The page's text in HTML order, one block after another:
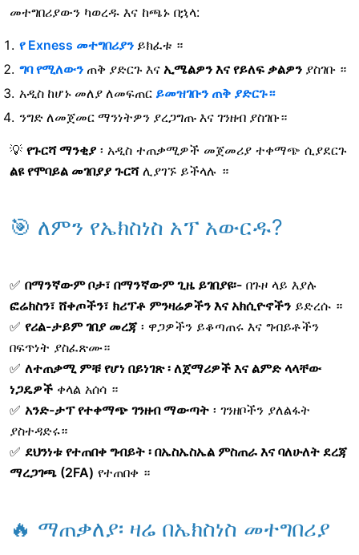
መተግበሪያውን ካወረዱ እና ከጫኑ በኋላ:
የ Exness መተግበሪያን ይክፈቱ ።
ግባ የሚለውን ጠቅ ያድርጉ እና ኢሜልዎን እና የይለፍ ቃልዎን ያስገቡ ።
አዲስ ከሆኑ መለያ ለመፍጠር ይመዝገቡን ጠቅ ያድርጉ።
ንግድ ለመጀመር ማንነትዎን ያረጋግጡ እና ገንዘብ ያስገቡ።
💡 የጉርሻ ማንቂያ ፡ አዲስ ተጠቃሚዎች መጀመሪያ ተቀማጭ ሲያደርጉ
ልዩ የሞባይል መገበያያ ጉርሻሊያገኙ ይችላሉ ።
🎯 ለምን የኤክስነስ አፕ አውርዱ?
✅ በማንኛውም ቦታ፣ በማንኛውም ጊዜ ይገበያዩ፡- በጉዞ ላይ እያሉ
ፎሬክስን፣ ሸቀጦችን፣ ክሪፕቶ ምንዛሬዎችን እና አክሲዮኖችን ይድረሱ ።
✅ የሪል-ታይም ገበያ መረጃ፡ ዋጋዎችን ይቆጣጠሩ እና ግብይቶችን
በፍጥነት ያስፈጽሙ።
✅ ለተጠቃሚ ምቹ የሆነ በይነገጽ፡ ለጀማሪዎች እና ልምድ ላላቸው
ነጋዴዎች ቀላል አሰሳ ።
✅ አንድ-ታፕ የተቀማጭ ገንዘብ ማውጣት ፡ ገንዘቦችን ያለልፋት
ያስተዳድሩ።
✅ ደህንነቱ የተጠበቀ ግብይት ፡ በኤስኤስኤል ምስጠራ እና ባለሁለት ደረጃ
ማረጋገጫ (2FA) የተጠበቀ ።
🔥 ማጠቃለያ፡ ዛሬ በኤክስነስ መተግበሪያ